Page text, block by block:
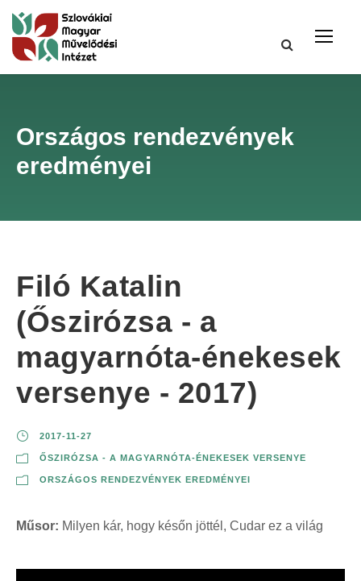
Országos rendezvények
eredményei
Filó Katalin
(Őszirózsa - a
magyarnóta-énekesek
versenye - 2017)
2017-11-27
ŐSZIRÓZSA - A MAGYARNÓTA-ÉNEKESEK VERSENYE
ORSZÁGOS RENDEZVÉNYEK EREDMÉNYEI
Műsor: Milyen kár, hogy későn jöttél, Cudar ez a világ